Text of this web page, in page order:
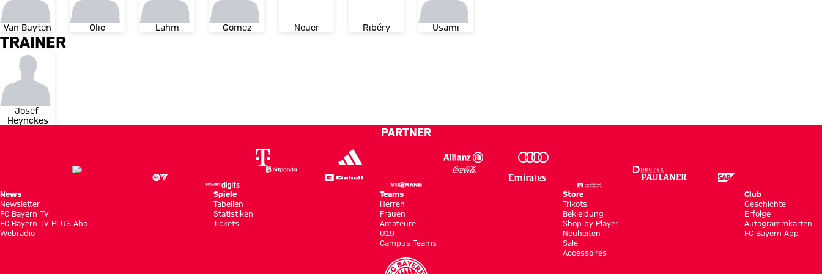
Van Buyten Olic Lahm Gomez Neuer Ribéry Usami
TRAINER
Josef
Heynckes
PARTNER
News
Newsletter
FC Bayern TV
FC Bayern TV PLUS Abo
Webradio
Spiele
Tabellen
Statistiken
Tickets
Teams
Herren
Frauen
Amateure
U19
Campus Teams
Store
Trikots
Bekleidung
Shop by Player
Neuheiten
Sale
Accessoires
Club
Geschichte
Erfolge
Autogrammkarten
FC Bayern App